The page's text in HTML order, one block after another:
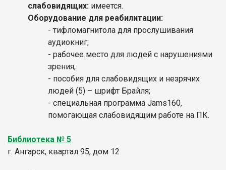
слабовидящих: имеется.
Оборудование для реабилитации:
- тифломагнитола для прослушивания
аудиокниг;
- рабочее место для людей с нарушениями
зрения;
- пособия для слабовидящих и незрячих
людей (5) – шрифт Брайля;
- специальная программа Jams160,
помогающая слабовидящим работе на ПК.
Библиотека № 5
г. Ангарск, квартал 95, дом 12